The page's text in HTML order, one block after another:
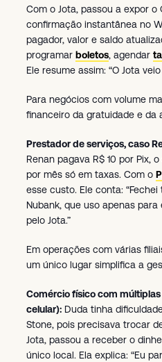
Com o Jota, passou a expor
confirmação instantânea no
pagador, valor e saldo
programar boletos, agendar
Ele resume assim: “O Jota
Para negócios com volume
financeiro da gratuidade e da
Prestador de serviços, caso
Renan pagava R$ 10 por Pix,
por mês só em taxas. Com o
esse custo. Ele conta:
Nubank, que uso apenas
pelo Jota.”
Em operações com várias
um único lugar simplifica a
Comércio físico com
celular): Duda tinha
Stone, pois precisava trocar
Jota, passou a receber o
único local. Ela explica: “Eu